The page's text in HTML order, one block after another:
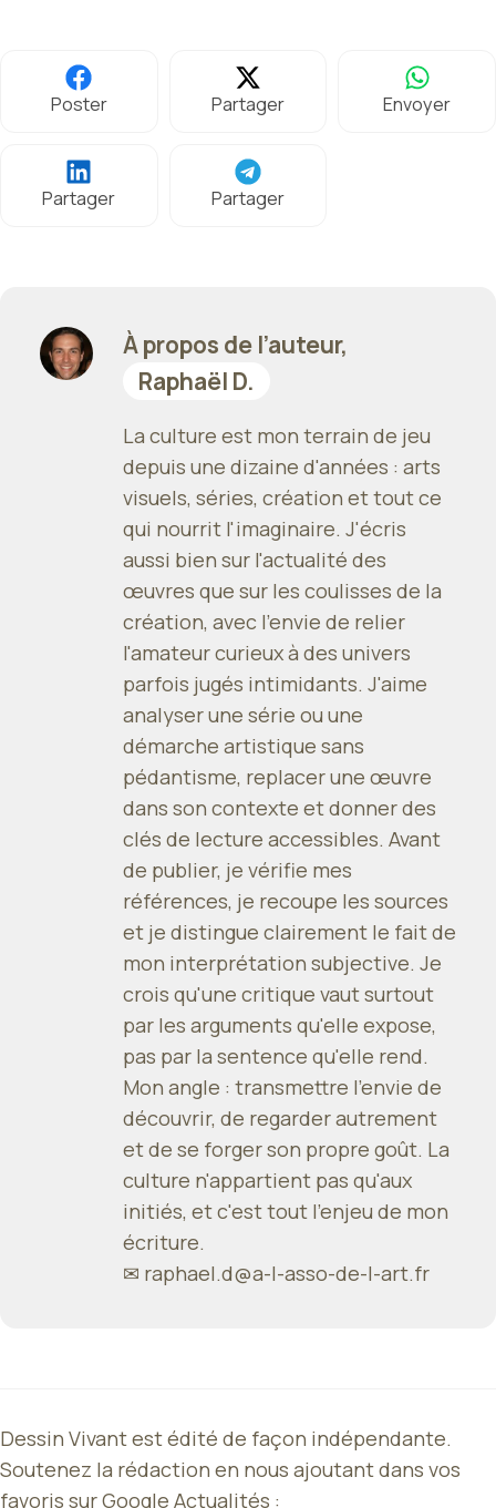
Poster Partager Envoyer
Partager Partager
À propos de l’auteur,
Raphaël D.
La culture est mon terrain de jeu
depuis une dizaine d'années : arts
visuels, séries, création et tout ce
qui nourrit l'imaginaire. J'écris
aussi bien sur l'actualité des
œuvres que sur les coulisses de la
création, avec l'envie de relier
l'amateur curieux à des univers
parfois jugés intimidants. J'aime
analyser une série ou une
démarche artistique sans
pédantisme, replacer une œuvre
dans son contexte et donner des
clés de lecture accessibles. Avant
de publier, je vérifie mes
références, je recoupe les sources
et je distingue clairement le fait de
mon interprétation subjective. Je
crois qu'une critique vaut surtout
par les arguments qu'elle expose,
pas par la sentence qu'elle rend.
Mon angle : transmettre l'envie de
découvrir, de regarder autrement
et de se forger son propre goût. La
culture n'appartient pas qu'aux
initiés, et c'est tout l'enjeu de mon
écriture.
✉ raphael.d@a-l-asso-de-l-art.fr
Dessin Vivant est édité de façon indépendante.
Soutenez la rédaction en nous ajoutant dans vos
favoris sur Google Actualités :